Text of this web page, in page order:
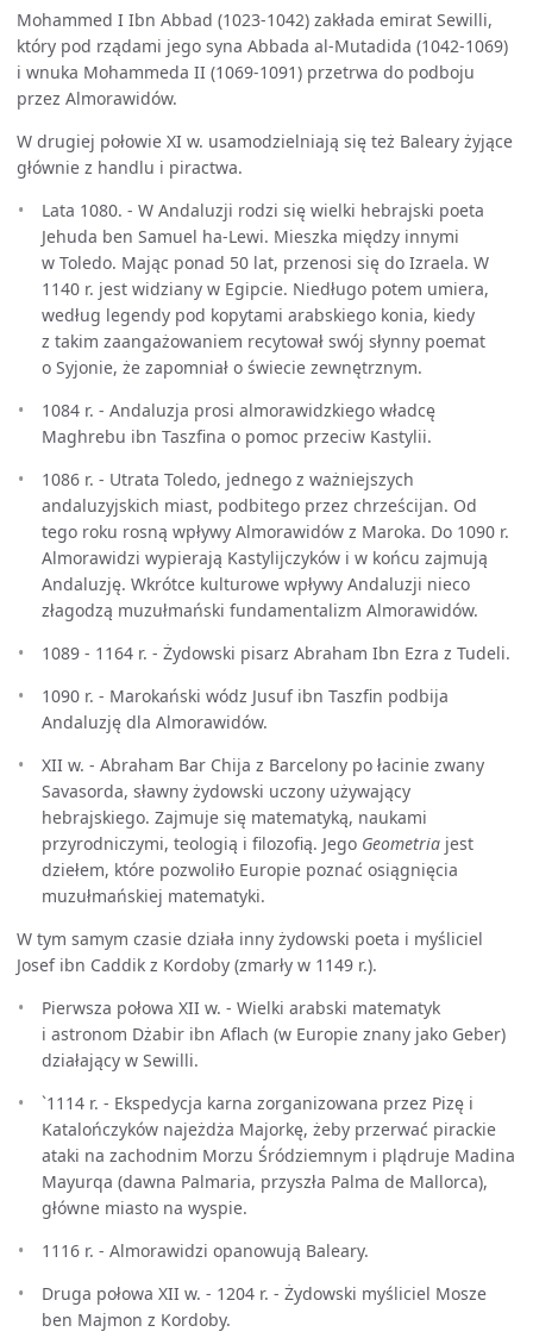
Mohammed I Ibn Abbad (1023-1042) zakłada emirat Sewilli,
który pod rządami jego syna Abbada al-Mutadida (1042-1069)
i wnuka Mohammeda II (1069-1091) przetrwa do podboju
przez Almorawidów.
W drugiej połowie XI w. usamodzielniają się też Baleary żyjące
głównie z handlu i piractwa.
Lata 1080. - W Andaluzji rodzi się wielki hebrajski poeta
Jehuda ben Samuel ha-Lewi. Mieszka między innymi
w Toledo. Mając ponad 50 lat, przenosi się do Izraela. W
1140 r. jest widziany w Egipcie. Niedługo potem umiera,
według legendy pod kopytami arabskiego konia, kiedy
z takim zaangażowaniem recytował swój słynny poemat
o Syjonie, że zapomniał o świecie zewnętrznym.
1084 r. - Andaluzja prosi almorawidzkiego władcę
Maghrebu ibn Taszfina o pomoc przeciw Kastylii.
1086 r. - Utrata Toledo, jednego z ważniejszych
andaluzyjskich miast, podbitego przez chrześcijan. Od
tego roku rosną wpływy Almorawidów z Maroka. Do 1090 r.
Almorawidzi wypierają Kastylijczyków i w końcu zajmują
Andaluzję. Wkrótce kulturowe wpływy Andaluzji nieco
złagodzą muzułmański fundamentalizm Almorawidów.
1089 - 1164 r. - Żydowski pisarz Abraham Ibn Ezra z Tudeli.
1090 r. - Marokański wódz Jusuf ibn Taszfin podbija
Andaluzję dla Almorawidów.
XII w. - Abraham Bar Chija z Barcelony po łacinie zwany
Savasorda, sławny żydowski uczony używający
hebrajskiego. Zajmuje się matematyką, naukami
przyrodniczymi, teologią i filozofią. Jego Geometria jest
dziełem, które pozwoliło Europie poznać osiągnięcia
muzułmańskiej matematyki.
W tym samym czasie działa inny żydowski poeta i myśliciel
Josef ibn Caddik z Kordoby (zmarły w 1149 r.).
Pierwsza połowa XII w. - Wielki arabski matematyk
i astronom Dżabir ibn Aflach (w Europie znany jako Geber)
działający w Sewilli.
`1114 r. - Ekspedycja karna zorganizowana przez Pizę i
Katalończyków najeżdża Majorkę, żeby przerwać pirackie
ataki na zachodnim Morzu Śródziemnym i plądruje Madina
Mayurqa (dawna Palmaria, przyszła Palma de Mallorca),
główne miasto na wyspie.
1116 r. - Almorawidzi opanowują Baleary.
Druga połowa XII w. - 1204 r. - Żydowski myśliciel Mosze
ben Majmon z Kordoby.